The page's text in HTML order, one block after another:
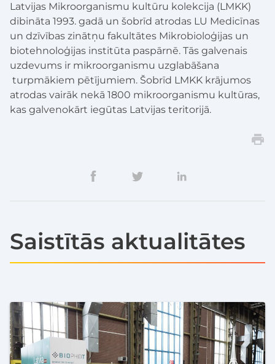
Latvijas Mikroorganismu kultūru kolekcija (LMKK)
dibināta 1993. gadā un šobrīd atrodas LU Medicīnas
un dzīvības zinātņu fakultātes Mikrobioloģijas un
biotehnoloģijas institūta paspārnē. Tās galvenais
uzdevums ir mikroorganismu uzglabāšana
turpmākiem pētījumiem. Šobrīd LMKK krājumos
atrodas vairāk nekā 1800 mikroorganismu kultūras,
kas galvenokārt iegūtas Latvijas teritorijā.
Saistītās aktualitātes